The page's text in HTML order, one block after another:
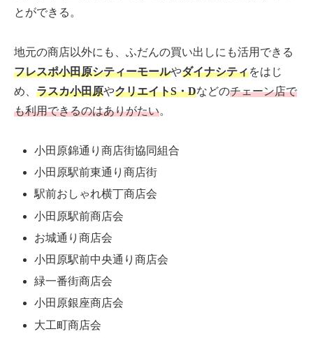
とができる。
地元の商店以外にも、ふだんの買い出しにも活用できる
フレスポ小田原シティーモールやダイナシティをはじ
め、 ラスカ小田原やクリエイトS・Dなどのチェーン店で
も利用できるのはありがたい。
小田原錦通り商店街協同組合
小田原駅前東通り商店街
駅前おしゃれ横丁商店会
小田原駅前商店会
お城通り商店会
小田原駅前中央通り商店会
緑一番街商店会
小田原銀座商店会
大工町商店会